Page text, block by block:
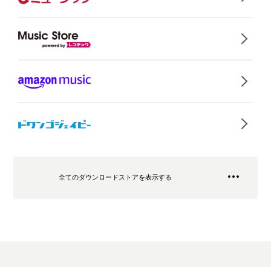
全てのダウンロードストアを表示する